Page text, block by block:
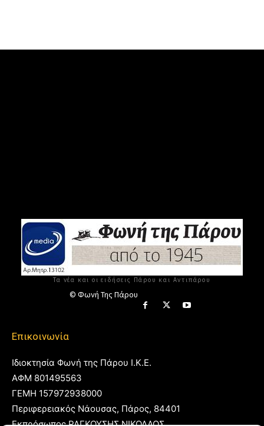
Τα νέα και οι ειδήσεις Πάρου και Αντιπάρου
© Φωνή Της Πάρου
Επικοινωνία
Ιδιοκτησία Φωνή της Πάρου Ι.Κ.Ε.
ΑΦΜ 801495563
ΓΕΜΗ 157972938000
Περιφερειακός Νάουσας, Πάρος, 84401